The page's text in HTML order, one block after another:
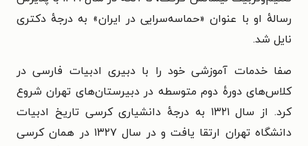
رسالهٔ او با عنوان «حماسه‌سرایی در ایران» به درجهٔ دکتری
نایل شد.
صفا خدمات آموزشی خود را با دبیری ادبیات فارسی در
کلاس‌های دورهٔ دوم متوسطه در دبیرستان‌های تهران شروع
کرد. از سال ۱۳۲۱ به درجهٔ دانشیاری کرسی تاریخ ادبیات
دانشگاه تهران ارتقا یافت و در سال ۱۳۲۷ در همان کرسی